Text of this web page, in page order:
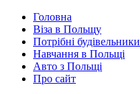
Головна
Віза в Польщу
Потрібні будівельники
Навчання в Польщі
Авто з Польщі
Про сайт